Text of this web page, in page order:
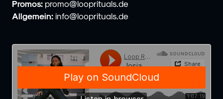
Promos: promo@looprituals.de
Allgemein: info@looprituals.de